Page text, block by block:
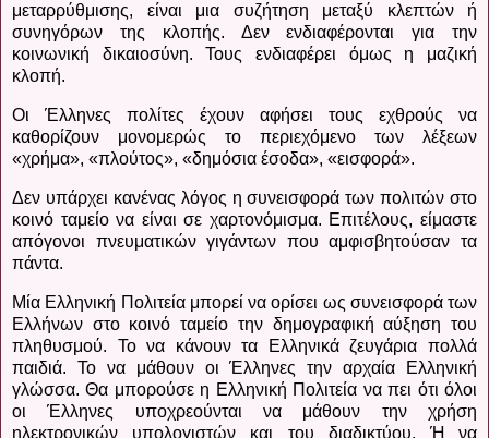
μεταρρύθμισης, είναι μια συζήτηση μεταξύ κλεπτών ή
συνηγόρων της κλοπής. Δεν ενδιαφέρονται για την
κοινωνική δικαιοσύνη. Τους ενδιαφέρει όμως η μαζική
κλοπή.
Οι Έλληνες πολίτες έχουν αφήσει τους εχθρούς να
καθορίζουν μονομερώς το περιεχόμενο των λέξεων
«χρήμα», «πλούτος», «δημόσια έσοδα», «εισφορά».
Δεν υπάρχει κανένας λόγος η συνεισφορά των πολιτών στο
κοινό ταμείο να είναι σε χαρτονόμισμα. Επιτέλους, είμαστε
απόγονοι πνευματικών γιγάντων που αμφισβητούσαν τα
πάντα.
Μία Ελληνική Πολιτεία μπορεί να ορίσει ως συνεισφορά των
Ελλήνων στο κοινό ταμείο την δημογραφική αύξηση του
πληθυσμού. Το να κάνουν τα Ελληνικά ζευγάρια πολλά
παιδιά. Το να μάθουν οι Έλληνες την αρχαία Ελληνική
γλώσσα. Θα μπορούσε η Ελληνική Πολιτεία να πει ότι όλοι
οι Έλληνες υποχρεούνται να μάθουν την χρήση
ηλεκτρονικών υπολογιστών και του διαδικτύου. Ή να